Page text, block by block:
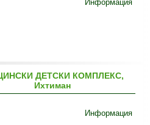
Информация
ДЕТСКИ КОМПЛЕКС,
Ихтиман
Информация